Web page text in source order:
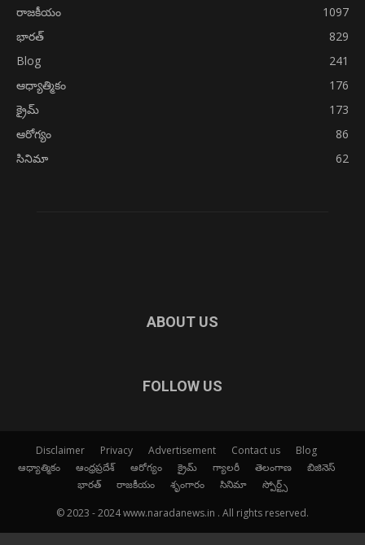
రాజకీయం
1097
భారత్
829
Blog
241
ఆధ్యాత్మికం
176
క్రైమ్
173
ఆరోగ్యం
86
సినిమా
62
ABOUT US
FOLLOW US
Disclaimer Privacy Advertisement Contact us
Blog
ఆధ్యాత్మికం
ఆంధ్రప్రదేశ్ ఆరోగ్యం క్రైమ్ గ్యాలరీ తెలంగాణ
బిజినెస్
భారత్
రాజకీయం శృంగారం సినిమా స్పోర్ట్స్
© 2023 - 2024 www.naradanews.in . All rights reserved.